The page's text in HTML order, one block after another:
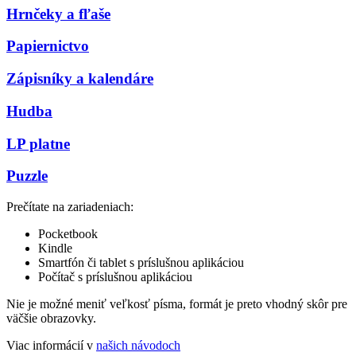
Hrnčeky a fľaše
Papiernictvo
Zápisníky a kalendáre
Hudba
LP platne
Puzzle
Prečítate na zariadeniach:
Pocketbook
Kindle
Smartfón či tablet s príslušnou aplikáciou
Počítač s príslušnou aplikáciou
Nie je možné meniť veľkosť písma, formát je preto vhodný skôr pre
väčšie obrazovky.
Viac informácií v našich návodoch